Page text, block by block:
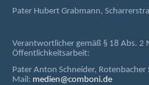
Pater Hubert Grabmann,
Verantwortlicher gemäß § 18 Abs. 2
Öffentlichkeitsarbeit:
Pater Anton Schneider,
Mail: medien@comboni.de